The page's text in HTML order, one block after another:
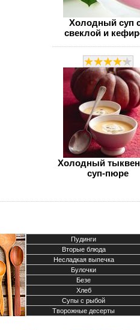
Холодный суп
свеклой и
Холодный
суп-пюре
Пудинги
Вторые блюда
Несладкая выпечка
Булочки
Безе
Хлеб
Супы с рыбой
Творожные десерты